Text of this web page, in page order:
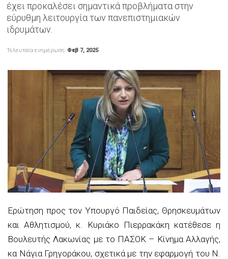
έχει προκαλέσει σημαντικά προβλήματα στην
εύρυθμη λειτουργία των πανεπιστημιακών
ιδρυμάτων.
Τελευταία ενημέρωση Φεβ 7, 2025
Ερώτηση προς τον Υπουργό Παιδείας, Θρησκευμάτων
και Αθλητισμού, κ. Κυριάκο Πιερρακάκη κατέθεσε η
Βουλευτής Λακωνίας με το ΠΑΣΟΚ – Κίνημα Αλλαγής,
κα Νάγια Γρηγοράκου, σχετικά με την εφαρμογή του Ν.